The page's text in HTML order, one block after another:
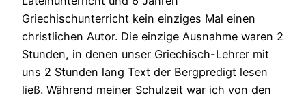
Griechischunterricht kein einziges Mal einen
christlichen Autor. Die einzige Ausnahme waren 2
Stunden, in denen unser Griechisch-Lehrer mit
uns 2 Stunden lang Text der Bergpredigt lesen
ließ. Während meiner Schulzeit war ich von den